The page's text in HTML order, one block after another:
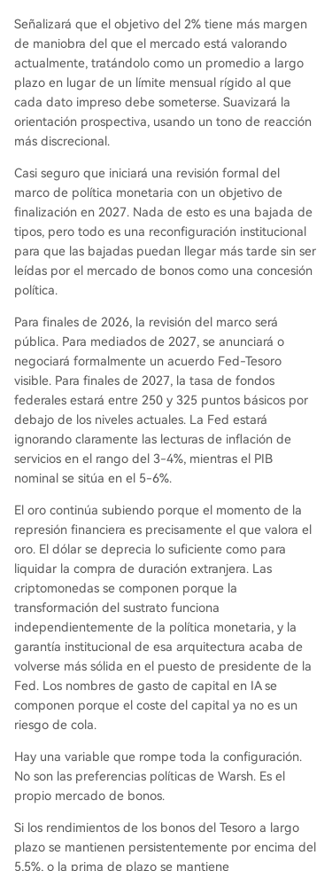
Señalizará que el objetivo del 2% tiene más margen
de maniobra del que el mercado está valorando
actualmente, tratándolo como un promedio a largo
plazo en lugar de un límite mensual rígido al que
cada dato impreso debe someterse. Suavizará la
orientación prospectiva, usando un tono de reacción
más discrecional.
Casi seguro que iniciará una revisión formal del
marco de política monetaria con un objetivo de
finalización en 2027. Nada de esto es una bajada de
tipos, pero todo es una reconfiguración institucional
para que las bajadas puedan llegar más tarde sin ser
leídas por el mercado de bonos como una concesión
política.
Para finales de 2026, la revisión del marco será
pública. Para mediados de 2027, se anunciará o
negociará formalmente un acuerdo Fed-Tesoro
visible. Para finales de 2027, la tasa de fondos
federales estará entre 250 y 325 puntos básicos por
debajo de los niveles actuales. La Fed estará
ignorando claramente las lecturas de inflación de
servicios en el rango del 3-4%, mientras el PIB
nominal se sitúa en el 5-6%.
El oro continúa subiendo porque el momento de la
represión financiera es precisamente el que valora el
oro. El dólar se deprecia lo suficiente como para
liquidar la compra de duración extranjera. Las
criptomonedas se componen porque la
transformación del sustrato funciona
independientemente de la política monetaria, y la
garantía institucional de esa arquitectura acaba de
volverse más sólida en el puesto de presidente de la
Fed. Los nombres de gasto de capital en IA se
componen porque el coste del capital ya no es un
riesgo de cola.
Hay una variable que rompe toda la configuración.
No son las preferencias políticas de Warsh. Es el
propio mercado de bonos.
Si los rendimientos de los bonos del Tesoro a largo
plazo se mantienen persistentemente por encima del
5,5%, o la prima de plazo se mantiene